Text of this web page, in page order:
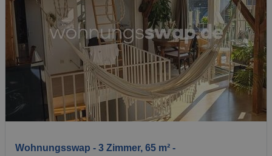
Wohnungsswap - 3 Zimmer, 65 m² -